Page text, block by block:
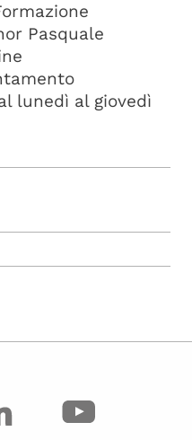
Pasquale
lunedì al giovedì